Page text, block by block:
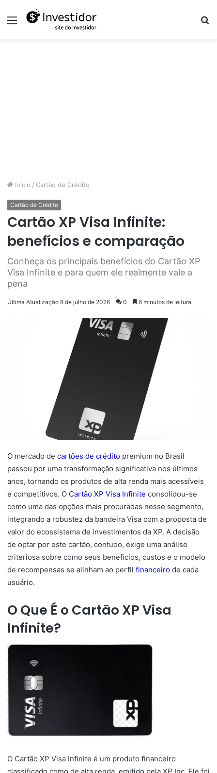
Menu
Início / Cartão de Crédito
Cartão de Crédito
Cartão XP Visa Infinite:
benefícios e comparação
Conheça os principais benefícios do Cartão XP
Visa Infinite e para quem ele realmente vale a
pena
Última Atualização 8 de julho de 2026 0 6 minutos de leitura
O mercado de cartões de crédito premium no Brasil
passou por uma transformação significativa nos últimos
anos, tornando os produtos de alta renda mais acessíveis
e competitivos. O Cartão XP Visa Infinite consolidou-se
como uma das opções mais procuradas nesse segmento,
integrando a robustez da bandeira Visa com a proposta de
valor do ecossistema de investimentos da XP. A decisão
de optar por este cartão, contudo, exige uma análise
criteriosa sobre como seus benefícios, custos e o modelo
de recompensas se alinham ao perfil financeiro de cada
usuário.
O Que É o Cartão XP Visa
Infinite?
O Cartão XP Visa Infinite é um produto financeiro
classificado como de alta renda, emitido pela XP Inc. Ele foi